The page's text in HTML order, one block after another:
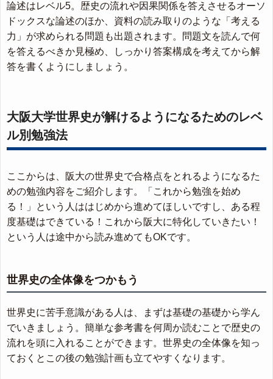
論述はレベル5。歴史の流れや因果関係を答えさせるオーソ
ドックスな論述のほか、資料の読み取りのような「考える
力」が求められる問題も出題されます。問題文を読んで何
を答えるべきか見極め、しっかり答案構成を考えてから解
答を書くようにしましょう。
大阪大学世界史が解けるようになるためのレベ
ル別勉強法
ここからは、阪大の世界史で合格点をとれるようになるた
めの勉強内容をご紹介します。「これから勉強を始め
る！」という人ははじめから進めてほしいですし、ある程
度基礎はできている！これから阪大に特化していきたい！
という人は途中から読み進めてもOKです。
世界史の全体像をつかもう
世界史に苦手意識がある人は、まずは基礎の基礎から学ん
でいきましょう。簡単な参考書を何周か読むことで歴史の
流れを頭に入れることができます。世界史の全体像を知っ
ておくとこの後の勉強計画も立てやすくなります。